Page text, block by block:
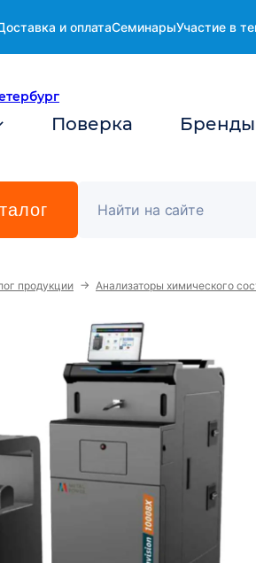
и оплатаСеминарыУчастие в
Поверка Бренды
продукции → Анализаторы химического